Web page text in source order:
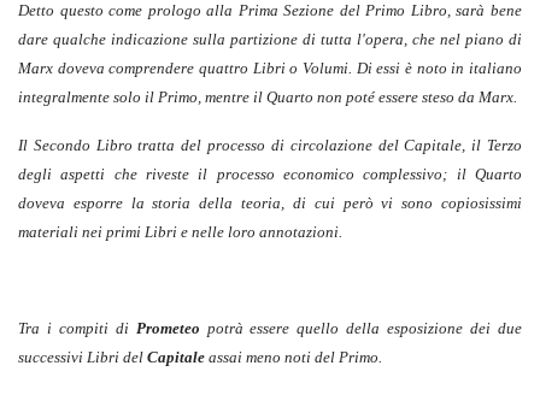
Detto questo come prologo alla Prima Sezione del Primo Libro, sarà bene
dare qualche indicazione sulla partizione di tutta l'opera, che nel piano di
Marx doveva comprendere quattro Libri o Volumi. Di essi è noto in italiano
integralmente solo il Primo, mentre il Quarto non poté essere steso da Marx.
Il Secondo Libro tratta del processo di circolazione del Capitale, il Terzo
degli aspetti che riveste il processo economico complessivo; il Quarto
doveva esporre la storia della teoria, di cui però vi sono copiosissimi
materiali nei primi Libri e nelle loro annotazioni.
Tra i compiti di Prometeo potrà essere quello della esposizione dei due
successivi Libri del Capitale assai meno noti del Primo.